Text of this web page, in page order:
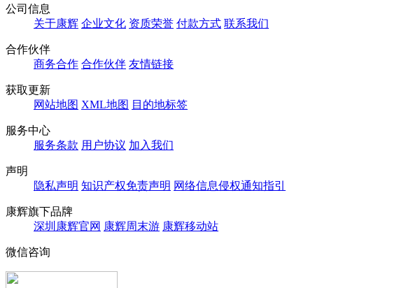
公司信息
关于康辉 企业文化 资质荣誉 付款方式 联系我们
合作伙伴
商务合作 合作伙伴 友情链接
获取更新
网站地图 XML地图 目的地标签
服务中心
服务条款 用户协议 加入我们
声明
隐私声明 知识产权免责声明 网络信息侵权通知指引
康辉旗下品牌
深圳康辉官网 康辉周末游 康辉移动站
微信咨询